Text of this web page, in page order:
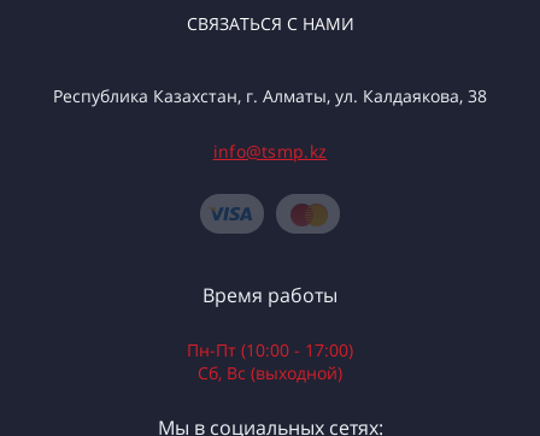
СВЯЗАТЬСЯ С НАМИ
Республика Казахстан, г. Алматы, ул. Калдаякова, 38
info@tsmp.kz
Время работы
Пн-Пт (10:00 - 17:00)
Сб, Вс (выходной)
Мы в социальных сетях: